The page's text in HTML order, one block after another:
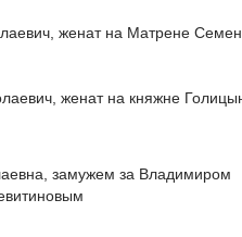
женат на Матрене
женат на княжне
замужем за Владимиром